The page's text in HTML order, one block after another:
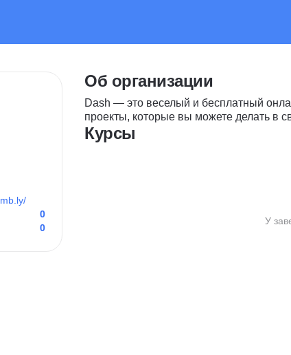
0
0
Об организации
Dash — это веселый и бесплатный
проекты, которые вы можете делать в
Курсы
У